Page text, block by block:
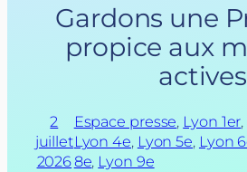
Gardons une
propice aux
actives
2
juillet
2026
Espace presse, Lyon 1er,
Lyon 4e, Lyon 5e, Lyon
8e, Lyon 9e